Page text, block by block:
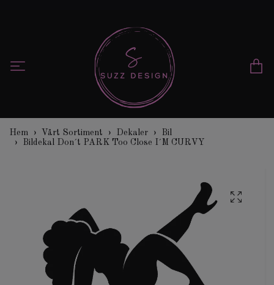
Hem Vårt Sortiment Dekaler
Bil
Bildekal Don´t PARK Too Close I´M CURVY